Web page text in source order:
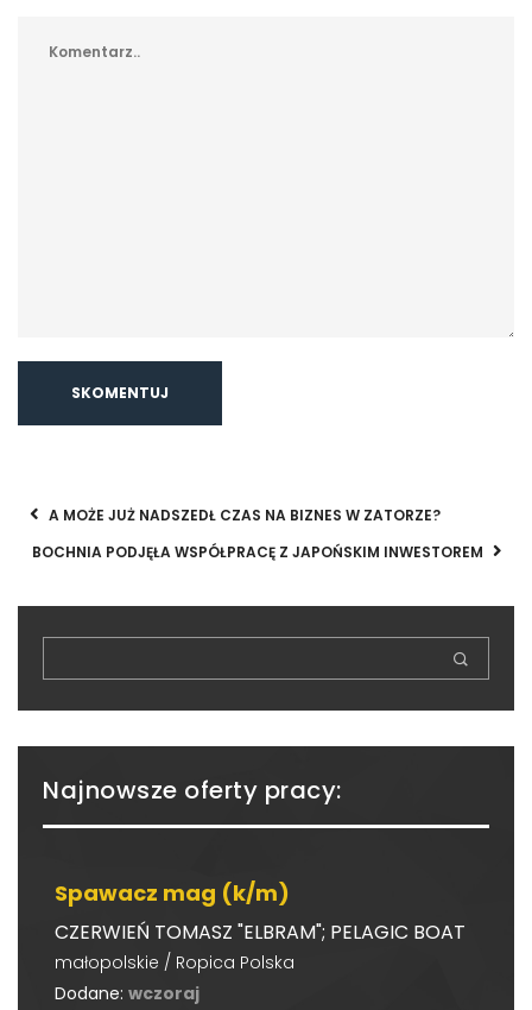
A MOŻE JUŻ NADSZEDŁ CZAS NA BIZNES W ZATORZE?
BOCHNIA PODJĘŁA WSPÓŁPRACĘ Z JAPOŃSKIM INWESTOREM
Najnowsze oferty pracy:
Spawacz mag (k/m)
CZERWIEŃ TOMASZ "ELBRAM"; PELAGIC BOAT
małopolskie / Ropica Polska
Dodane: wczoraj